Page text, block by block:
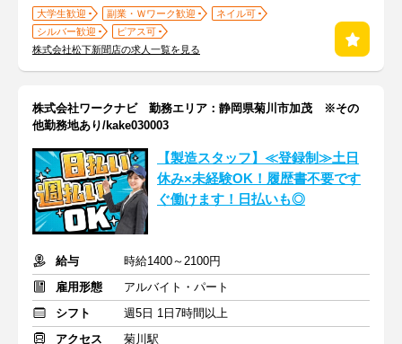
大学生歓迎 副業・Ｗワーク歓迎
ネイル可
シルバー歓迎
ピアス可
株式会社松下新聞店の求人一覧を見る
株式会社ワークナビ 勤務エリア：静岡県菊川市加茂 ※その
他勤務地あり/kake030003
【製造スタッフ】≪登録制≫土日
休み×未経験OK！履歴書不要です
ぐ働けます！日払いも◎
給与
時給1400～2100円
雇用形態
アルバイト・パート
シフト
週5日 1日7時間以上
アクセス
菊川駅